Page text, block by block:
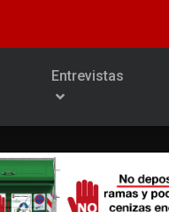
Entrevistas